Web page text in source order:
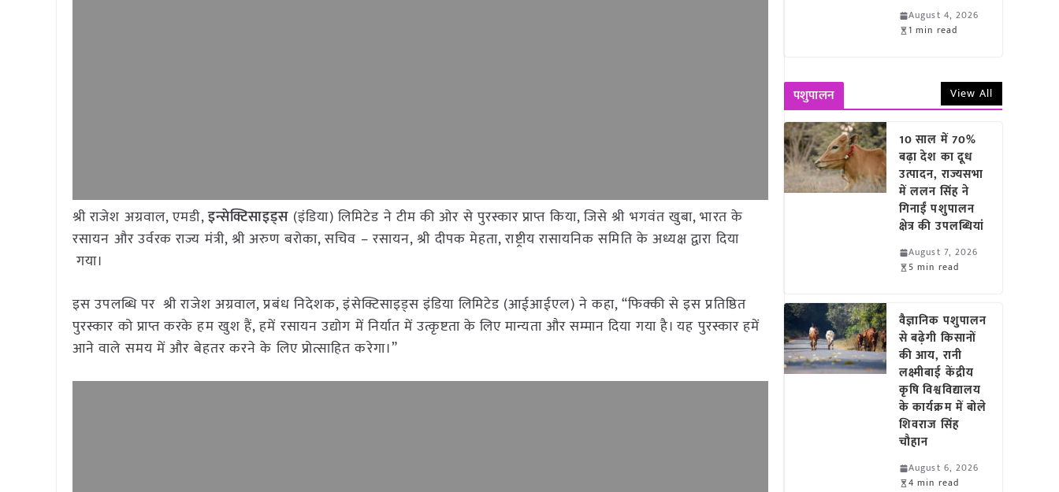
श्री राजेश अग्रवाल, एमडी,इन्सेक्टिसाइड्स (इंडिया) लिमिटेड ने टीम की ओर से पुरस्कार प्राप्त किया, जिसे श्री भगवंत खुबा, भारत के
रसायन और उर्वरक राज्य मंत्री, श्री अरुण बरोका, सचिव – रसायन, श्री दीपक मेहता, राष्ट्रीय रासायनिक समिति के अध्यक्ष द्वारा दिया
गया।
इस उपलब्धि पर श्री राजेश अग्रवाल, प्रबंध निदेशक, इंसेक्टिसाइड्स इंडिया लिमिटेड (आईआईएल) ने कहा, “फिक्की से इस प्रतिष्ठित
पुरस्कार को प्राप्त करके हम खुश हैं, हमें रसायन उद्योग में निर्यात में उत्कृष्टता के लिए मान्यता और सम्मान दिया गया है। यह पुरस्कार हमें
आने वाले समय में और बेहतर करने के लिए प्रोत्साहित करेगा।”
August 4, 2026
1 min read
पशुपालन View All
10 साल में 70%
बढ़ा देश का दूध
उत्पादन, राज्यसभा
में ललन सिंह ने
गिनाईं पशुपालन
क्षेत्र की उपलब्धियां
August 7, 2026
5 min read
वैज्ञानिक पशुपालन
से बढ़ेगी किसानों
की आय, रानी
लक्ष्मीबाई केंद्रीय
कृषि विश्वविद्यालय
के कार्यक्रम में बोले
शिवराज सिंह
चौहान
August 6, 2026
4 min read